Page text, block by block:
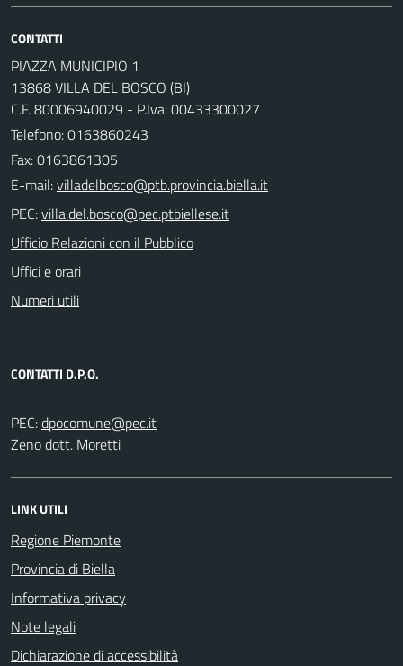
CONTATTI
PIAZZA MUNICIPIO 1
13868 VILLA DEL BOSCO (BI)
C.F. 80006940029 - P.Iva: 00433300027
Telefono:0163860243
Fax: 0163861305
E-mail:
PEC:
Ufficio Relazioni con il Pubblico
Uffici e orari
Numeri utili
CONTATTI D.P.O.
PEC:
Zeno dott. Moretti
LINK UTILI
Regione Piemonte
Provincia di Biella
Informativa privacy
Note legali
Dichiarazione di accessibilità